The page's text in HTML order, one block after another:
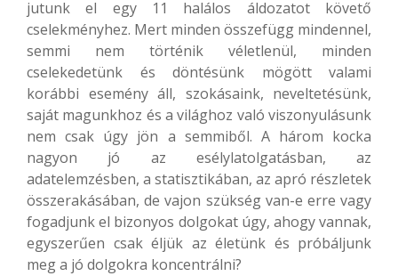
jutunk el egy 11 halálos áldozatot követő
cselekményhez. Mert minden összefügg mindennel,
semmi nem történik véletlenül, minden
cselekedetünk és döntésünk mögött valami
korábbi esemény áll, szokásaink, neveltetésünk,
saját magunkhoz és a világhoz való viszonyulásunk
nem csak úgy jön a semmiből. A három kocka
nagyon jó az esélylatolgatásban, az
adatelemzésben, a statisztikában, az apró részletek
összerakásában, de vajon szükség van-e erre vagy
fogadjunk el bizonyos dolgokat úgy, ahogy vannak,
egyszerűen csak éljük az életünk és próbáljunk
meg a jó dolgokra koncentrálni?